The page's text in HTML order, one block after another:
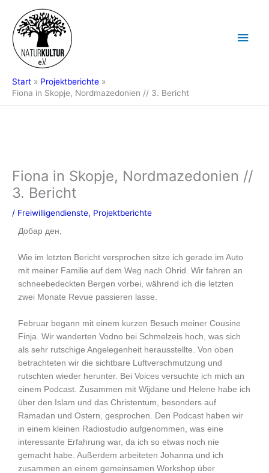
Inhalt
springen
Start
Projektberichte
Fiona in Skopje, Nordmazedonien // 3. Bericht
Fiona in Skopje, Nordmazedonien //
3. Bericht
/ Freiwilligendienste, Projektberichte
Добар ден,
Wie im letzten Bericht versprochen sitze ich gerade im Auto
mit meiner Familie auf dem Weg nach Ohrid. Wir fahren an
schneebedeckten Bergen vorbei, während ich die letzten
zwei Monate Revue passieren lasse.
Februar begann mit einem kurzen Besuch meiner Cousine
Finja. Wir wanderten Vodno bei Schmelzeis hoch, was sich
als sehr rutschige Angelegenheit herausstellte. Von oben
betrachteten wir die sichtbare Luftverschmutzung und
rutschten wieder herunter. Bei Voices versuchte ich mich an
einem Podcast. Zusammen mit Wijdane und Helene habe ich
über den Islam und das Christentum, besonders auf
Ramadan und Ostern, gesprochen. Den Podcast haben wir
in einem kleinen Radiostudio aufgenommen, was eine
interessante Erfahrung war, da ich so etwas noch nie
gemacht habe. Außerdem arbeiteten Johanna und ich
zusammen an einem gemeinsamen Workshop über